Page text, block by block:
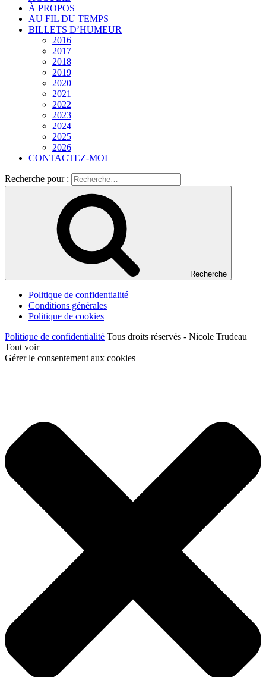
À PROPOS
AU FIL DU TEMPS
BILLETS D’HUMEUR
2016
2017
2018
2019
2020
2021
2022
2023
2024
2025
2026
CONTACTEZ-MOI
Recherche pour :
Recherche
Politique de confidentialité
Conditions générales
Politique de cookies
Politique de confidentialité Tous droits réservés - Nicole Trudeau
Tout voir
Gérer le consentement aux cookies